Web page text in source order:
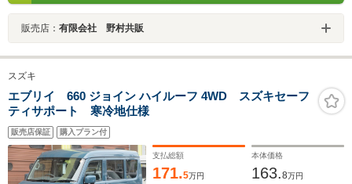
販売店： 有限会社 野村共販
スズキ
エブリイ 660 ジョイン ハイルーフ 4WD スズキセーフ
ティサポート 寒冷地仕様
販売店保証 購入プラン付
支払総額
171.5万円
本体価格
163.8万円